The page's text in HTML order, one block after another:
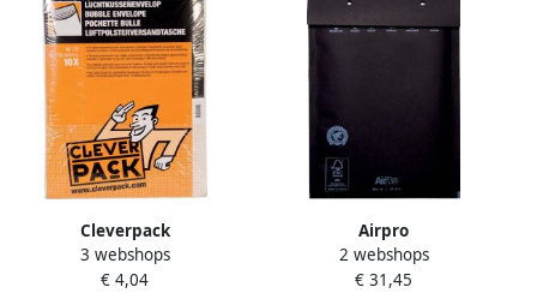
Cleverpack
luchtkussenenveloppen ft
270 x 360 mm met
3 webshops
€ 4,04
Airpro
Luchtkussenenveloppen
180x265 mm doos van 100
2 webshops
€ 31,45